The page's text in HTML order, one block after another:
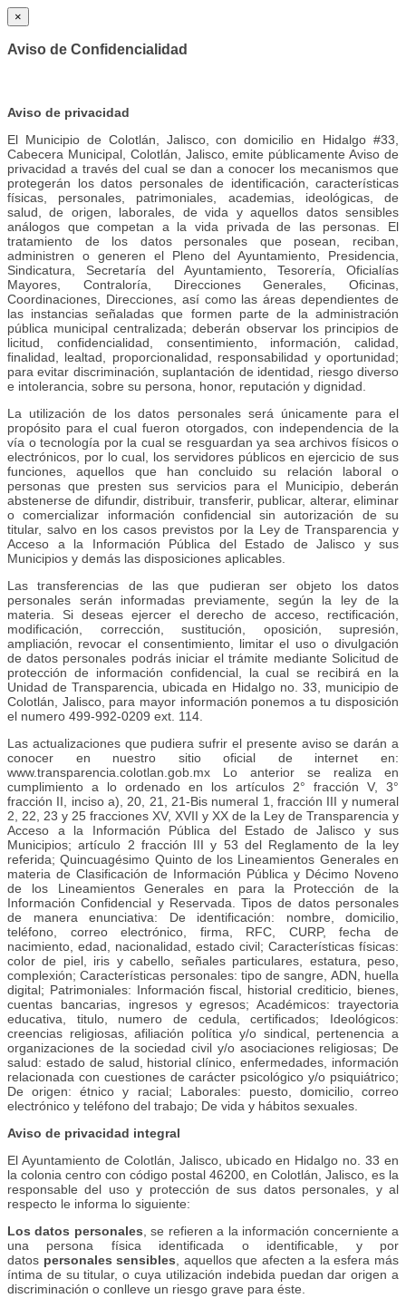
×
Aviso de Confidencialidad
Aviso de privacidad
El Municipio de Colotlán, Jalisco, con domicilio en Hidalgo #33,
Cabecera Municipal, Colotlán, Jalisco, emite públicamente Aviso de
privacidad a través del cual se dan a conocer los mecanismos que
protegerán los datos personales de identificación, características
físicas, personales, patrimoniales, academias, ideológicas, de
salud, de origen, laborales, de vida y aquellos datos sensibles
análogos que competan a la vida privada de las personas. El
tratamiento de los datos personales que posean, reciban,
administren o generen el Pleno del Ayuntamiento, Presidencia,
Sindicatura, Secretaría del Ayuntamiento, Tesorería, Oficialías
Mayores, Contraloría, Direcciones Generales, Oficinas,
Coordinaciones, Direcciones, así como las áreas dependientes de
las instancias señaladas que formen parte de la administración
pública municipal centralizada; deberán observar los principios de
licitud, confidencialidad, consentimiento, información, calidad,
finalidad, lealtad, proporcionalidad, responsabilidad y oportunidad;
para evitar discriminación, suplantación de identidad, riesgo diverso
e intolerancia, sobre su persona, honor, reputación y dignidad.
La utilización de los datos personales será únicamente para el
propósito para el cual fueron otorgados, con independencia de la
vía o tecnología por la cual se resguardan ya sea archivos físicos o
electrónicos, por lo cual, los servidores públicos en ejercicio de sus
funciones, aquellos que han concluido su relación laboral o
personas que presten sus servicios para el Municipio, deberán
abstenerse de difundir, distribuir, transferir, publicar, alterar, eliminar
o comercializar información confidencial sin autorización de su
titular, salvo en los casos previstos por la Ley de Transparencia y
Acceso a la Información Pública del Estado de Jalisco y sus
Municipios y demás las disposiciones aplicables.
Las transferencias de las que pudieran ser objeto los datos
personales serán informadas previamente, según la ley de la
materia. Si deseas ejercer el derecho de acceso, rectificación,
modificación, corrección, sustitución, oposición, supresión,
ampliación, revocar el consentimiento, limitar el uso o divulgación
de datos personales podrás iniciar el trámite mediante Solicitud de
protección de información confidencial, la cual se recibirá en la
Unidad de Transparencia, ubicada en Hidalgo no. 33, municipio de
Colotlán, Jalisco, para mayor información ponemos a tu disposición
el numero 499-992-0209 ext. 114.
Las actualizaciones que pudiera sufrir el presente aviso se darán a
conocer en nuestro sitio oficial de internet en:
www.transparencia.colotlan.gob.mx Lo anterior se realiza en
cumplimiento a lo ordenado en los artículos 2° fracción V, 3°
fracción II, inciso a), 20, 21, 21-Bis numeral 1, fracción III y numeral
2, 22, 23 y 25 fracciones XV, XVII y XX de la Ley de Transparencia y
Acceso a la Información Pública del Estado de Jalisco y sus
Municipios; artículo 2 fracción III y 53 del Reglamento de la ley
referida; Quincuagésimo Quinto de los Lineamientos Generales en
materia de Clasificación de Información Pública y Décimo Noveno
de los Lineamientos Generales en para la Protección de la
Información Confidencial y Reservada. Tipos de datos personales
de manera enunciativa: De identificación: nombre, domicilio,
teléfono, correo electrónico, firma, RFC, CURP, fecha de
nacimiento, edad, nacionalidad, estado civil; Características físicas:
color de piel, iris y cabello, señales particulares, estatura, peso,
complexión; Características personales: tipo de sangre, ADN, huella
digital; Patrimoniales: Información fiscal, historial crediticio, bienes,
cuentas bancarias, ingresos y egresos; Académicos: trayectoria
educativa, titulo, numero de cedula, certificados; Ideológicos:
creencias religiosas, afiliación política y/o sindical, pertenencia a
organizaciones de la sociedad civil y/o asociaciones religiosas; De
salud: estado de salud, historial clínico, enfermedades, información
relacionada con cuestiones de carácter psicológico y/o psiquiátrico;
De origen: étnico y racial; Laborales: puesto, domicilio, correo
electrónico y teléfono del trabajo; De vida y hábitos sexuales.
Aviso de privacidad integral
El Ayuntamiento de Colotlán, Jalisco, ubicado en Hidalgo no. 33 en
la colonia centro con código postal 46200, en Colotlán, Jalisco, es la
responsable del uso y protección de sus datos personales, y al
respecto le informa lo siguiente:
Los datos personales , se refieren a la información concerniente a
una persona física identificada o identificable, y por
datos personales sensibles , aquellos que afecten a la esfera más
íntima de su titular, o cuya utilización indebida puedan dar origen a
discriminación o conlleve un riesgo grave para éste.